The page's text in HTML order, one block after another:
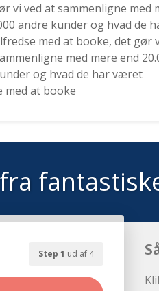
vi ved at sammenligne med
andre kunder og hvad de
med at booke, det gør
med mere end
og hvad de har været
med at booke
fra
Step 1 ud af 4